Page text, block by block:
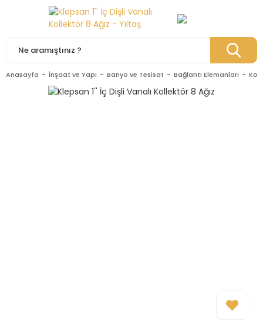
Anasayfa İnşaat ve Yapı Banyo ve Tesisat Bağlantı Elemanları